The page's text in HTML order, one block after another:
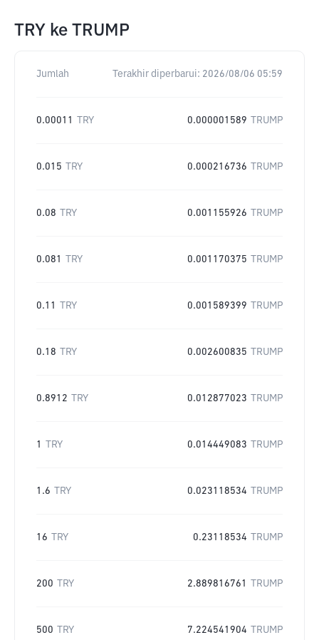
TRY ke TRUMP
Jumlah Terakhir diperbarui: 2026/08/06 05:59
0.00011 TRY 0.000001589 TRUMP
0.015 TRY 0.000216736 TRUMP
0.08 TRY 0.001155926 TRUMP
0.081 TRY 0.001170375 TRUMP
0.11 TRY 0.001589399 TRUMP
0.18 TRY 0.002600835 TRUMP
0.8912 TRY 0.012877023 TRUMP
1 TRY 0.014449083 TRUMP
1.6 TRY 0.023118534 TRUMP
16 TRY 0.23118534 TRUMP
200 TRY 2.889816761 TRUMP
500 TRY 7.224541904 TRUMP